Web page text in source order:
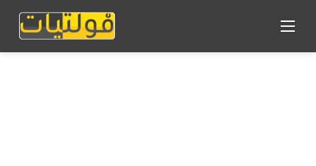
القائمة